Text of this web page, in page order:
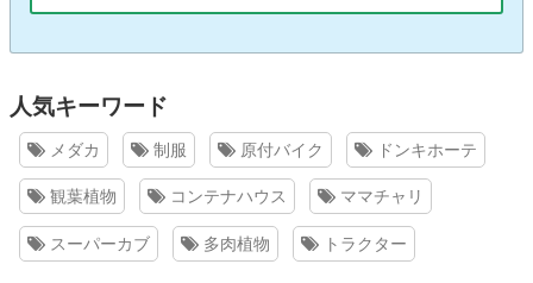
人気キーワード
メダカ 制服 原付バイク ドンキホーテ
観葉植物 コンテナハウス ママチャリ
スーパーカブ 多肉植物 トラクター